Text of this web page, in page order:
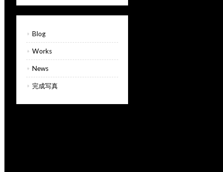
Blog
Works
News
完成写真